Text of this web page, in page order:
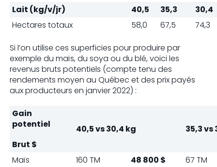
Lait (kg/v/jr) 40,5 35,3
30,4
Hectares totaux
58,0 67,5 74,3
Si l’on utilise ces superficies pour produire par
exemple du maïs, du soya ou du blé, voici les
revenus bruts potentiels (compte tenu des
rendements moyen au Québec et des prix payés
aux producteurs en janvier 2022) :
Gain
potentiel
Brut $
40,5 vs 30,4 kg 35,3 vs
Maïs 160 TM 48 800 $
67 TM